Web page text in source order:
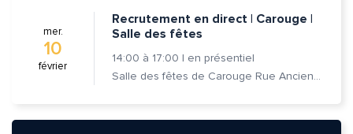
mer.
10
février
Recrutement en direct | Carouge |
Salle des fêtes
14:00 à 17:00 | en présentiel
Salle des fêtes de Carouge Rue Ancienne 37, 1227 Carouge